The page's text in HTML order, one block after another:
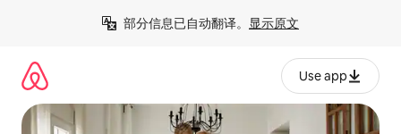
部分信息已自动翻译。 显示原文
Use app